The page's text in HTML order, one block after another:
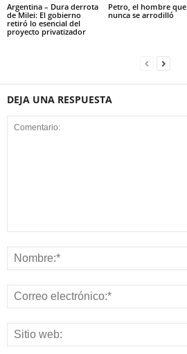
Argentina – Dura derrota
de Milei: El gobierno
retiró lo esencial del
proyecto privatizador
Petro, el hombre que
nunca se arrodilló
DEJA UNA RESPUESTA